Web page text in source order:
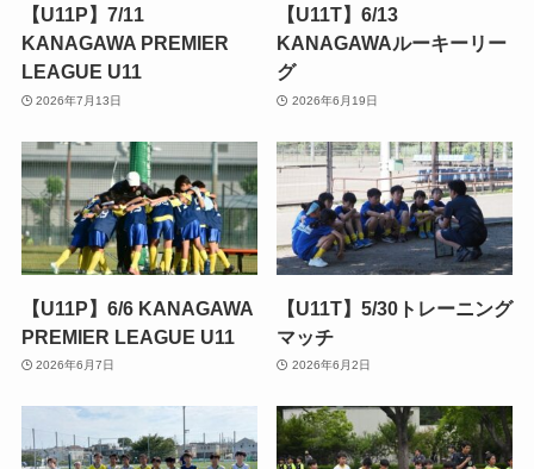
【U11P】7/11
KANAGAWA PREMIER
LEAGUE U11
2026年7月13日
【U11T】6/13
KANAGAWAルーキーリー
グ
2026年6月19日
【U11P】6/6 KANAGAWA
PREMIER LEAGUE U11
2026年6月7日
【U11T】5/30トレーニング
マッチ
2026年6月2日